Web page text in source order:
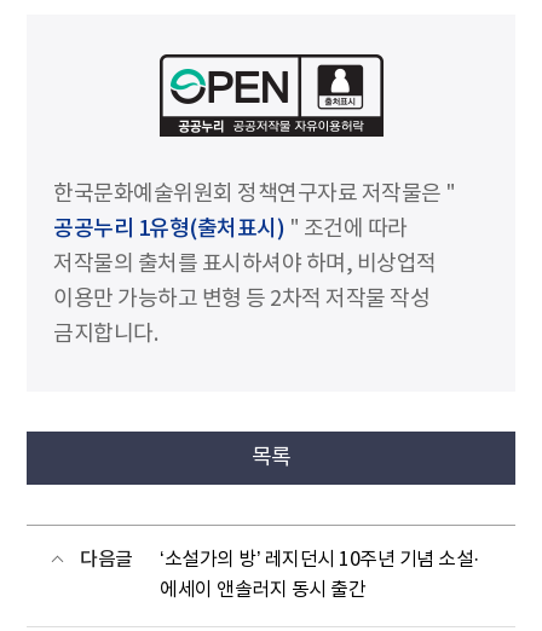
한국문화예술위원회 정책연구자료 저작물은 "
공공누리 1유형(출처표시) " 조건에 따라
저작물의 출처를 표시하셔야 하며, 비상업적
이용만 가능하고 변형 등 2차적 저작물 작성
금지합니다.
목록
다음글
‘소설가의 방’ 레지던시 10주년 기념 소설·
에세이 앤솔러지 동시 출간